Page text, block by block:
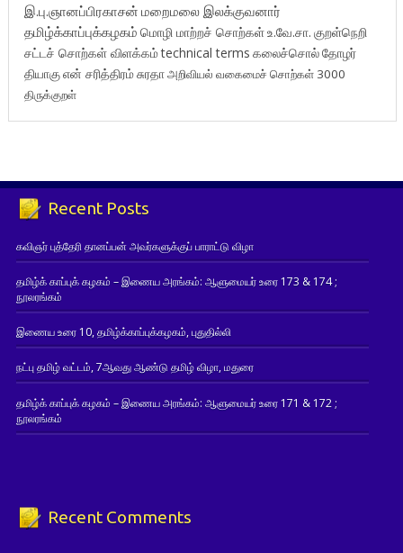
இ.பு.ஞானப்பிரகாசன் மறைமலை இலக்குவனார்
தமிழ்க்காப்புக்கழகம் மொழி மாற்றச் சொற்கள்உ.வே.சா. குறள்நெறி
சட்டச் சொற்கள் விளக்கம்technical terms கலைச்சொல்தோழர்
தியாகுஎன் சரித்திரம்சுரதாஅறிவியல் வகைமைச் சொற்கள் 3000
திருக்குறள்
Recent Posts
கவிஞர் புத்தேரி தானப்பன் அவர்களுக்குப் பாராட்டு விழா
தமிழ்க் காப்புக் கழகம் – இணைய அரங்கம்: ஆளுமையர் உரை 173 & 174 ;
நூலரங்கம்
இணைய உரை 10, தமிழ்க்காப்புக்கழகம், புதுதில்லி
நட்பு தமிழ் வட்டம், 7ஆவது ஆண்டு தமிழ் விழா, மதுரை
தமிழ்க் காப்புக் கழகம் – இணைய அரங்கம்: ஆளுமையர் உரை 171 & 172 ;
நூலரங்கம்
Recent Comments